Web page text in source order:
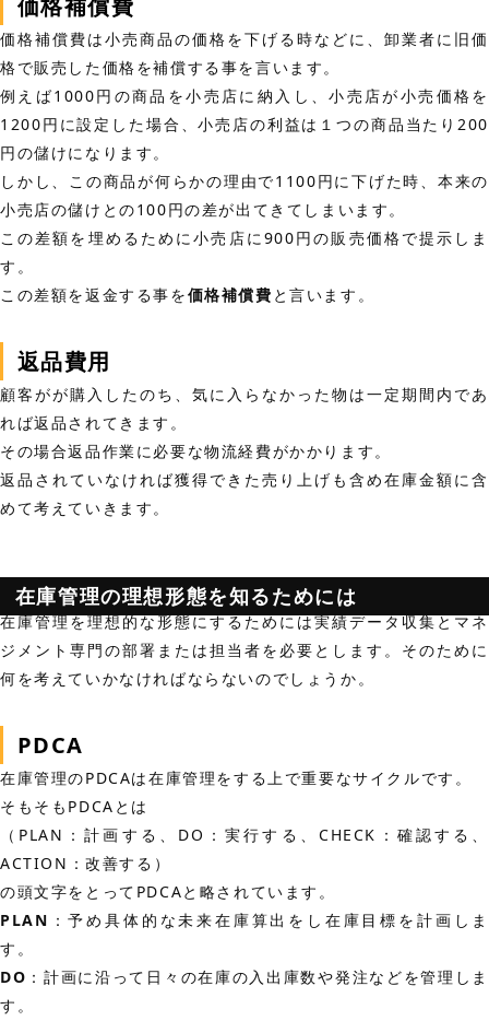
価格補償費
価格補償費は小売商品の価格を下げる時などに、卸業者に旧価
格で販売した価格を補償する事を言います。
例えば1000円の商品を小売店に納入し、小売店が小売価格を
1200円に設定した場合、小売店の利益は１つの商品当たり200
円の儲けになります。
しかし、この商品が何らかの理由で1100円に下げた時、本来の
小売店の儲けとの100円の差が出てきてしまいます。
この差額を埋めるために小売店に900円の販売価格で提示しま
す。
この差額を返金する事を価格補償費 と言います。
返品費用
顧客がが購入したのち、気に入らなかった物は一定期間内であ
れば返品されてきます。
その場合返品作業に必要な物流経費がかかります。
返品されていなければ獲得できた売り上げも含め在庫金額に含
めて考えていきます。
在庫管理の理想形態を知るためには
在庫管理を理想的な形態にするためには実績データ収集とマネ
ジメント専門の部署または担当者を必要とします。 そのために
何を考えていかなければならないのでしょうか。
PDCA
在庫管理のPDCAは在庫管理をする上で重要なサイクルです。
そもそもPDCAとは
（PLAN：計画する、DO：実行する、CHECK：確認する、
ACTION：改善する）
の頭文字をとってPDCAと略されています。
PLAN ：予め具体的な未来在庫算出をし在庫目標を計画しま
す。
DO ：計画に沿って日々の在庫の入出庫数や発注などを管理しま
す。